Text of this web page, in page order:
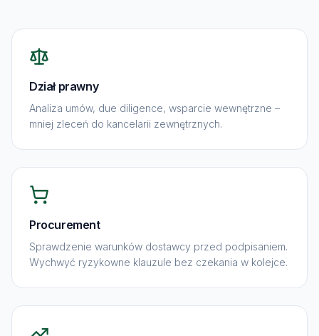
Dział prawny
Analiza umów, due diligence, wsparcie wewnętrzne –
mniej zleceń do kancelarii zewnętrznych.
Procurement
Sprawdzenie warunków dostawcy przed podpisaniem.
Wychwyć ryzykowne klauzule bez czekania w kolejce.